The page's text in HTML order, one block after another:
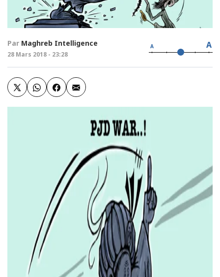
Par Maghreb Intelligence
28 Mars 2018 - 23:28
A A